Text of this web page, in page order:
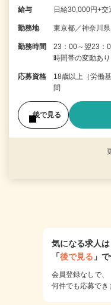
給与 日給30,000円+
勤務地 東京都／神奈川県
勤務時間
23：00～翌23：
時間帯の変動あ
応募資格
18歳以上（労働
問
後で見る
気になる求人は
「後で見る 」
会員登録なしで、
何件でも応募でき